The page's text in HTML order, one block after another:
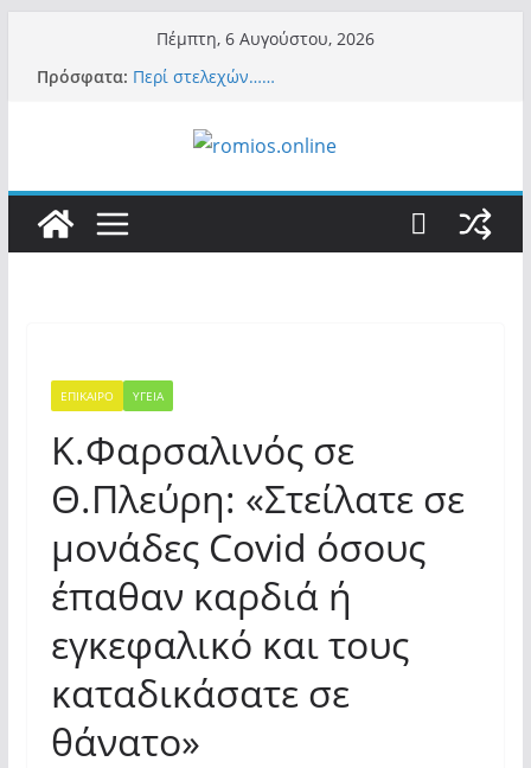
περιεχόμενο
Πέμπτη, 6 Αυγούστου, 2026
Πρόσφατα: Περί στελεχών……
είναι το Κίνημα της Μ.Καρυστιανού και όχι
το διεφθαρμένο σύστημα εξουσίας»
Κασιδιάρη – Οι ένοικοι του Μαξίμου σε
πανικό, πατριωτικό τσουνάμι σαρώνει την
«Έλληνες» η κυβέρνηση! (φωτο)
ΕΠΙΚΑΙΡΟ ΥΓΕΙΑ
Κ.Φαρσαλινός σε
Θ.Πλεύρη: «Στείλατε σε
μονάδες Covid όσους
έπαθαν καρδιά ή
εγκεφαλικό και τους
καταδικάσατε σε
θάνατο»